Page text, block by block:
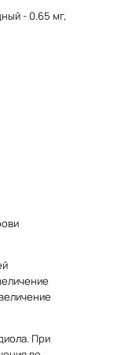
- 0.65 мг,
При